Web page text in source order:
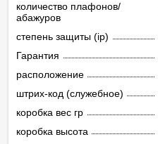
количество плафонов/
абажуров
степень защиты (ip)
Гарантия
расположение
штрих-код (служебное)
коробка вес гр
коробка высота